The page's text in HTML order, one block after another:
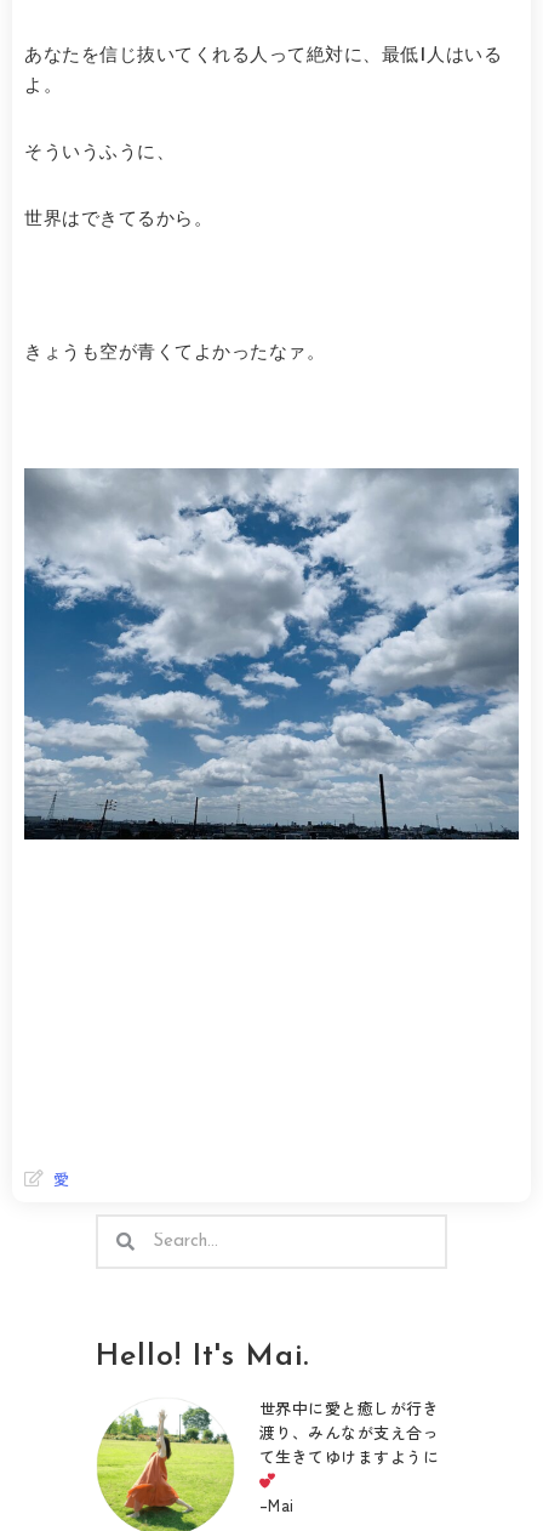
あなたを信じ抜いてくれる人って絶対に、最低1人はいる
よ。
そういうふうに、
世界はできてるから。
きょうも空が青くてよかったなァ。
愛
索
Hello! It's Mai.
世界中に愛と癒しが行き
渡り、みんなが支え合っ
て生きてゆけますように
–Mai